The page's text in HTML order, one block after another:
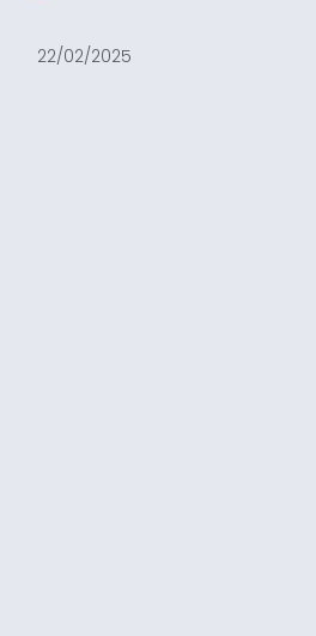
22/02/2025